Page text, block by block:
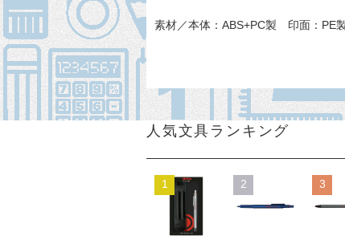
素材／本体：ABS+PC製 印面：PE
人気文具ランキング
1 2 3